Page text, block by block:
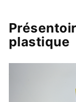
plastique